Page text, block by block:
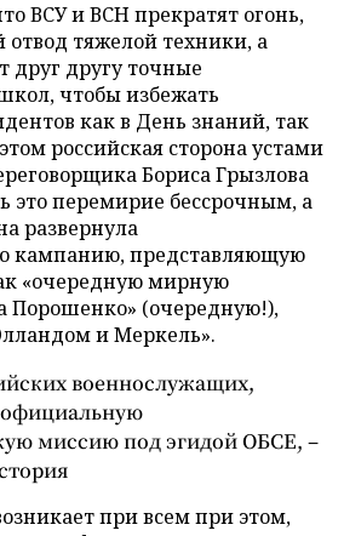
ВСУ и ВСН прекратят огонь,
тяжелой техники, а
друг другу точные
чтобы избежать
как в День знаний, так
российская сторона устами
Бориса Грызлова
это перемирие бессрочным, а
развернула
кампанию, представляющую
«очередную мирную
Порошенко» (очередную!),
и Меркель».
военнослужащих,
миссию под эгидой ОБСЕ, –
при всем при этом,